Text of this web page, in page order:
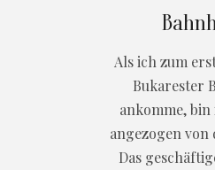
Als ich zum
Bukarester
ankomme,
angezogen von
Das